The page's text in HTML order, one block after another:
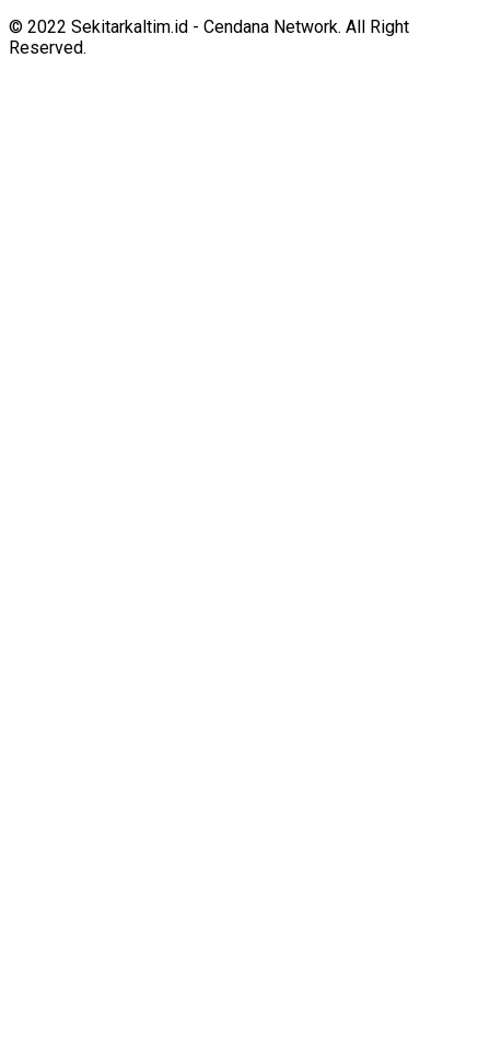
© 2022 Sekitarkaltim.id - Cendana Network. All Right
Reserved.